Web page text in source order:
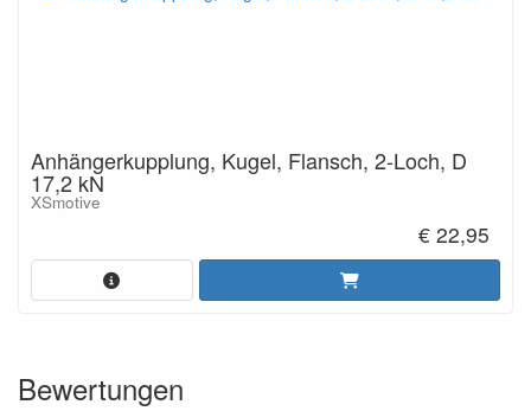
Anhängerkupplung, Kugel, Flansch, 2-Loch, D
17,2 kN
XSmotive
€ 22,95
Bewertungen